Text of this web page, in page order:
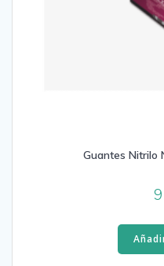
Guantes Nitrilo